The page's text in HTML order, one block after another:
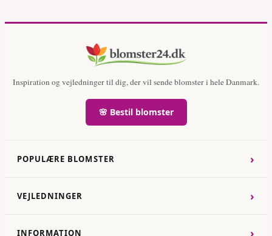
Inspiration og vejledninger til dig, der vil sende blomster i hele Danmark.
🌸 Bestil blomster
POPULÆRE BLOMSTER ›
VEJLEDNINGER ›
INFORMATION ›